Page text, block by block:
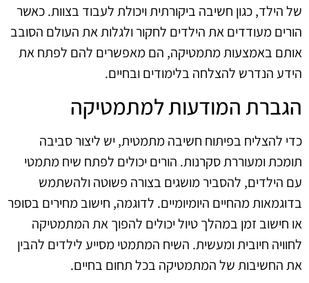
של הילד, כגון חשיבה ביקורתית ויכולת לעבוד בצוות. כאשר
הורים מעודדים את הילדים לחקור ולגלות את העולם הסובב
אותם באמצעות מתמטיקה, הם מאפשרים להם לפתח את
הידע הנדרש להצלחה בלימודים ובחיים.
הגברת המודעות למתמטיקה
כדי להצליח בפיתוח חשיבה מתמטית, יש ליצור סביבה
תומכת ומעוררת סקרנות. הורים יכולים לפתח שיח מתמטי
עם הילדים, להסביר מושגים בצורה פשוטה ולהשתמש
בדוגמאות מהחיים היומיומיים. לדוגמה, חישוב מחירים בסופר
או חישוב זמן במהלך טיול יכולים להפוך את המתמטיקה
לחוויה חיובית ומעשית. השיח המתמטי מסייע לילדים להבין
את החשיבות של המתמטיקה בכל תחום בחיים.